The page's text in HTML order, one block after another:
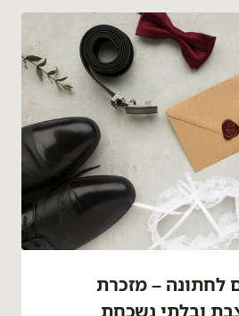
לחתונה – מזכרת
ובלתי נשכחת